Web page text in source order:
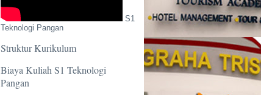
S1
Teknologi Pangan
Struktur Kurikulum
Biaya Kuliah S1 Teknologi
Pangan